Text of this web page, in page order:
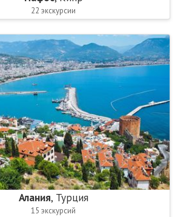
22 экскурсии
Алания, Турция
15 экскурсий